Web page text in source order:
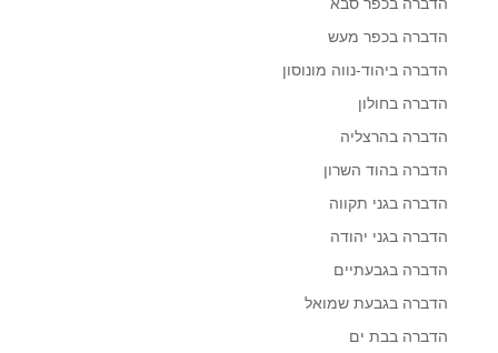
הדברה בכפר מעש
הדברה ביהוד-נווה מונוסון
הדברה בחולון
הדברה בהרצליה
הדברה בהוד השרון
הדברה בגני תקווה
הדברה בגני יהודה
הדברה בגבעתיים
הדברה בגבעת שמואל
הדברה בבת ים